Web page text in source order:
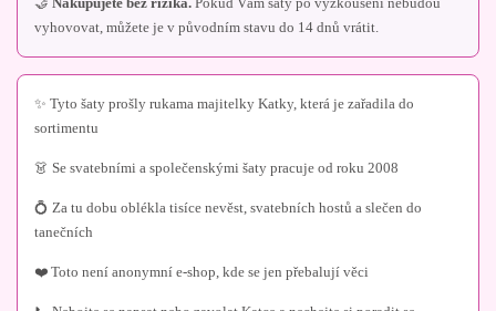
vyhovovat, můžete je v původním stavu do 14 dnů vrátit.
✨ Tyto šaty prošly rukama majitelky Katky, která je zařadila do
sortimentu
👗 Se svatebními a společenskými šaty pracuje od roku 2008
💍 Za tu dobu oblékla tisíce nevěst, svatebních hostů a slečen do
tanečních
❤️ Toto není anonymní e-shop, kde se jen přebalují věci